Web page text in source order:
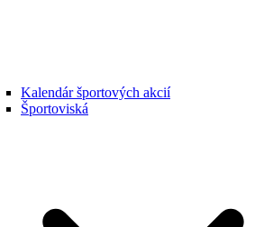
Kalendár športových akcií
Športoviská